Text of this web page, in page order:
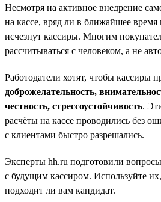
Несмотря на активное внедрение
на кассе, вряд ли в ближайшее время
исчезнут кассиры. Многим
рассчитываться с человеком, а не
Работодатели хотят, чтобы кассиры
доброжелательность,
честность, стрессоустойчивость.
расчёты на кассе проводились без
с клиентами быстро разрешались.
Эксперты hh.ru подготовили
с будущим кассиром. Используйте
подходит ли вам кандидат.